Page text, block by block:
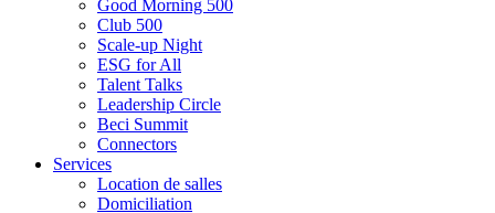
Good Morning 500
Club 500
Scale-up Night
ESG for All
Talent Talks
Leadership Circle
Beci Summit
Connectors
Services
Location de salles
Domiciliation